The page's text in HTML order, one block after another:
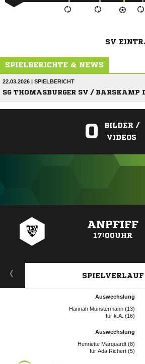
SV
SPIELBERICHTE & NEWS
22.03.2026 | SPIELBERICHT
SG THOMASBURGER SV / BARSKAMP
0
BILDER /
VIDEOS
ANPFIFF
17:00UHR
SPIELVERLAUF
Auswechslung
  
fürk.A. (16)
Auswechslung
  
für  